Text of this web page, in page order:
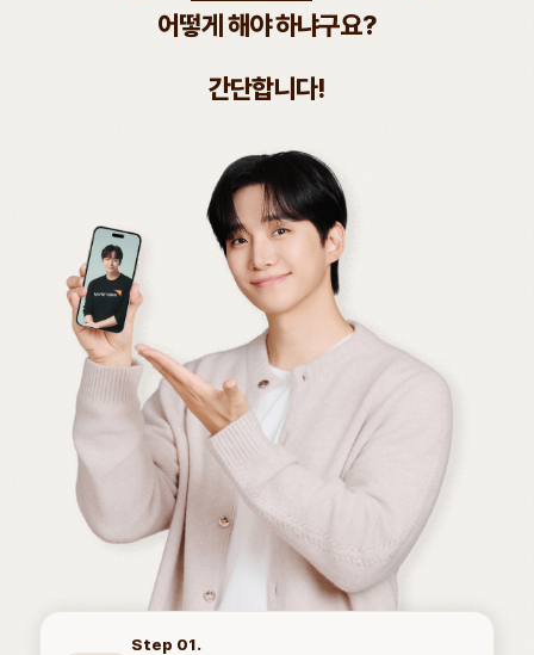
어떻게 해야 하냐구요?
간단합니다!
Step 01.